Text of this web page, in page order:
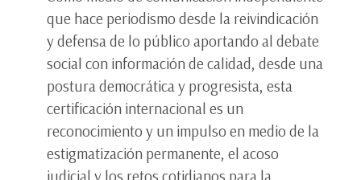
que hace periodismo desde la reivindicación
y defensa de lo público aportando al debate
social con información de calidad, desde una
postura democrática y progresista, esta
certificación internacional es un
reconocimiento y un impulso en medio de la
estigmatización permanente, el acoso
judicial y los retos cotidianos para la